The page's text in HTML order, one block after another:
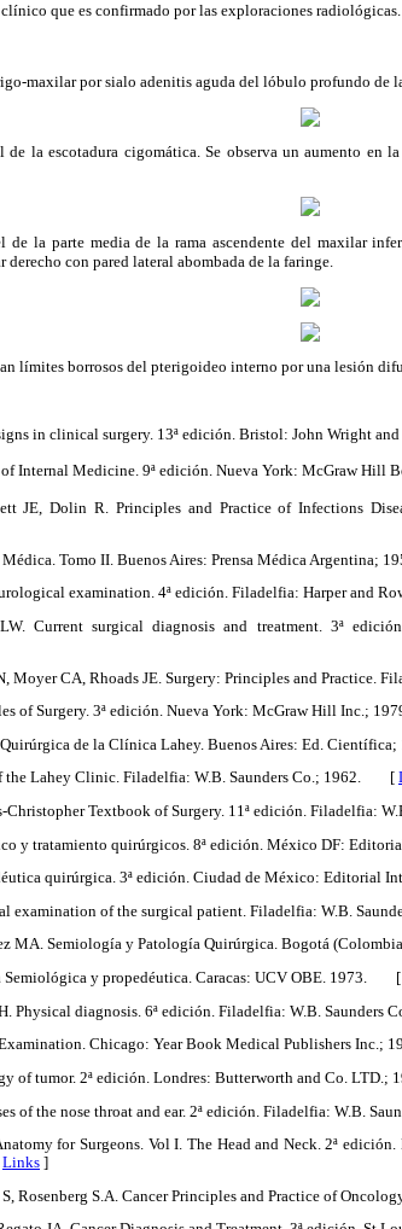
que es confirmado por las exploraciones
maxilar por sialo adenitis aguda del lóbulo profundo de
la escotadura cigomática. Se observa un aumento en
la parte media de la rama ascendente del maxilar
con pared lateral abombada de la faringe.
límites borrosos del pterigoideo interno por una lesión
in clinical surgery. 13ª edición. Bristol: John Wright
of Internal Medicine. 9ª edición. Nueva York: McGraw
JE, Dolin R. Principles and Practice of Infections
Médica. Tomo II. Buenos Aires: Prensa Médica
examination. 4ª edición. Filadelfia: Harper and
Current surgical diagnosis and treatment. 3ª
Moyer CA, Rhoads JE. Surgery: Principles and
of Surgery. 3ª edición. Nueva York: McGraw Hill Inc.;
Quirúrgica de la Clínica Lahey. Buenos Aires: Ed.
the Lahey Clinic. Filadelfia: W.B. Saunders Co.; 1962. [
Christopher Textbook of Surgery. 11ª edición.
y tratamiento quirúrgicos. 8ª edición. México DF:
quirúrgica. 3ª edición. Ciudad de México:
examination of the surgical patient. Filadelfia: W.B.
MA. Semiología y Patología Quirúrgica. Bogotá
Semiológica y propedéutica. Caracas: UCV OBE. 1973. [
Physical diagnosis. 6ª edición. Filadelfia: W.B.
Chicago: Year Book Medical Publishers
of tumor. 2ª edición. Londres: Butterworth and Co.
of the nose throat and ear. 2ª edición. Filadelfia: W.B.
for Surgeons. Vol I. The Head and Neck. 2ª
Links ]
S, Rosenberg S.A. Cancer Principles and Practice of